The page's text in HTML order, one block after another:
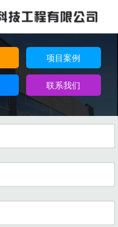
项目案例
联系我们